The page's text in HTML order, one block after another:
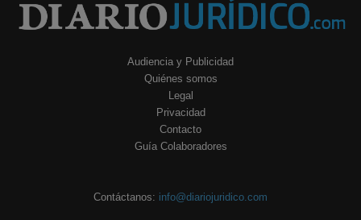
Audiencia y Publicidad
Quiénes somos
Legal
Privacidad
Contacto
Guía Colaboradores
Contáctanos: info@diariojuridico.com